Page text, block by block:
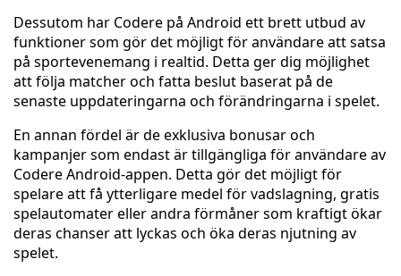
Dessutom har Codere på Android ett brett utbud av
funktioner som gör det möjligt för användare att satsa
på sportevenemang i realtid. Detta ger dig möjlighet
att följa matcher och fatta beslut baserat på de
senaste uppdateringarna och förändringarna i spelet.
En annan fördel är de exklusiva bonusar och
kampanjer som endast är tillgängliga för användare av
Codere Android-appen. Detta gör det möjligt för
spelare att få ytterligare medel för vadslagning, gratis
spelautomater eller andra förmåner som kraftigt ökar
deras chanser att lyckas och öka deras njutning av
spelet.